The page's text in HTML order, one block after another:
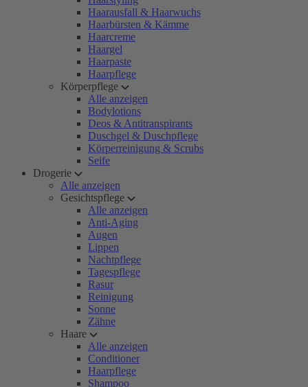
Haarausfall & Haarwuchs
Haarbürsten & Kämme
Haarcreme
Haargel
Haarpaste
Haarpflege
Körperpflege
Alle anzeigen
Bodylotions
Deos & Antitranspirants
Duschgel & Duschpflege
Körperreinigung & Scrubs
Seife
Drogerie
Alle anzeigen
Gesichtspflege
Alle anzeigen
Anti-Aging
Augen
Lippen
Nachtpflege
Tagespflege
Rasur
Reinigung
Sonne
Zähne
Haare
Alle anzeigen
Conditioner
Haarpflege
Shampoo